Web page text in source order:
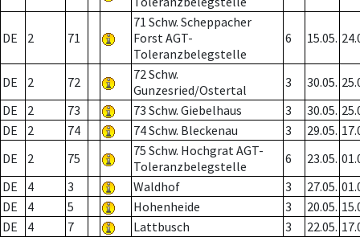
DE 2 71
71 Schw. Scheppacher
Forst AGT-
Toleranzbelegstelle
6 15.05.
DE 2 72
72 Schw.
Gunzesried/Ostertal
3 30.05.
DE
2 73 73 Schw. Giebelhaus 3 30.05.
DE
2 74 74 Schw. Bleckenau 3 29.05.
DE
2 75
75 Schw. Hochgrat AGT-
Toleranzbelegstelle
6 23.05.
DE
4 3 Waldhof 3 27.05.
DE
4 5 Hohenheide 3 20.05.
DE
4 7 Lattbusch 3 22.05.